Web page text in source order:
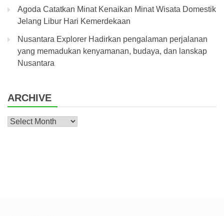
Agoda Catatkan Minat Kenaikan Minat Wisata Domestik
Jelang Libur Hari Kemerdekaan
Nusantara Explorer Hadirkan pengalaman perjalanan
yang memadukan kenyamanan, budaya, dan lanskap
Nusantara
ARCHIVE
Archive